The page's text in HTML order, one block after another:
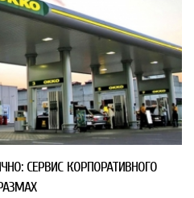
СЕРВИС КОРПОРАТИВНОГО